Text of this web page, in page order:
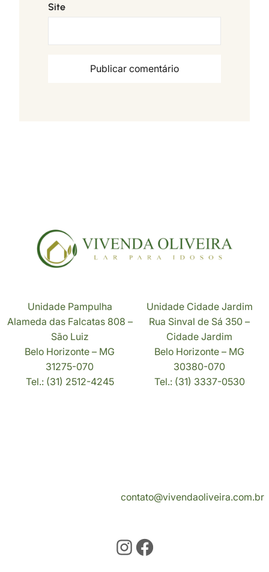
Site
Unidade Pampulha
Alameda das Falcatas 808 –
São Luiz
Belo Horizonte – MG
31275-070
Tel.: (31) 2512-4245
Unidade Cidade Jardim
Rua Sinval de Sá 350 –
Cidade Jardim
Belo Horizonte – MG
30380-070
Tel.: (31) 3337-0530
contato@vivendaoliveira.com.br
Instagram Facebook